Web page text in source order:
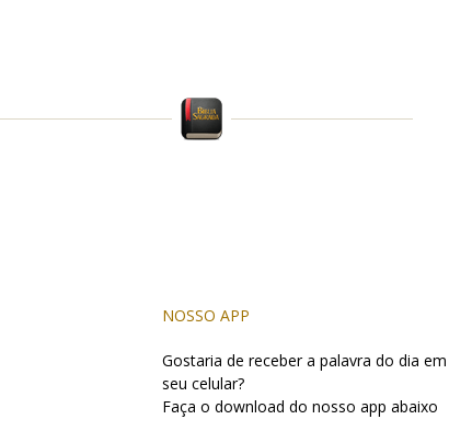
NOSSO APP
Gostaria de receber a palavra do dia em
seu celular?
Faça o download do nosso app abaixo